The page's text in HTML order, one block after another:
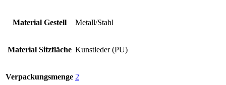
Material Gestell Metall/Stahl
Material Sitzfläche Kunstleder (PU)
Verpackungsmenge 2